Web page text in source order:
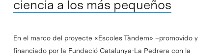
ciencia a los más pequeños
En el marco del proyecte «Escoles Tàndem» –promovido y
financiado por la Fundació Catalunya-La Pedrera con la